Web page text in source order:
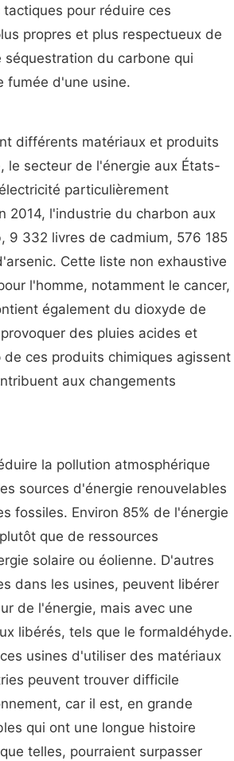
pour réduire ces
propres et plus respectueux de
du carbone qui
fumée d'une usine.
différents matériaux et produits
le secteur de l'énergie aux États-
particulièrement
2014, l'industrie du charbon aux
9 332 livres de cadmium, 576 185
Cette liste non exhaustive
l'homme, notamment le cancer,
également du dioxyde de
des pluies acides et
ces produits chimiques agissent
aux changements
la pollution atmosphérique
sources d'énergie renouvelables
fossiles. Environ 85% de l'énergie
que de ressources
solaire ou éolienne. D'autres
dans les usines, peuvent libérer
de l'énergie, mais avec une
libérés, tels que le formaldéhyde.
usines d'utiliser des matériaux
peuvent trouver difficile
car il est, en grande
qui ont une longue histoire
telles, pourraient surpasser